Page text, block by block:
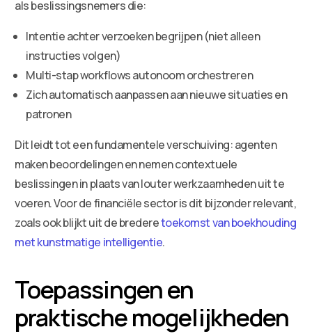
als beslissingsnemers die:
Intentie achter verzoeken begrijpen (niet alleen
instructies volgen)
Multi-stap workflows autonoom orchestreren
Zich automatisch aanpassen aan nieuwe situaties en
patronen
Dit leidt tot een fundamentele verschuiving: agenten
maken beoordelingen en nemen contextuele
beslissingen in plaats van louter werkzaamheden uit te
voeren. Voor de financiële sector is dit bijzonder relevant,
zoals ook blijkt uit de brederetoekomst van boekhouding
met kunstmatige intelligentie.
Toepassingen en
praktische mogelijkheden